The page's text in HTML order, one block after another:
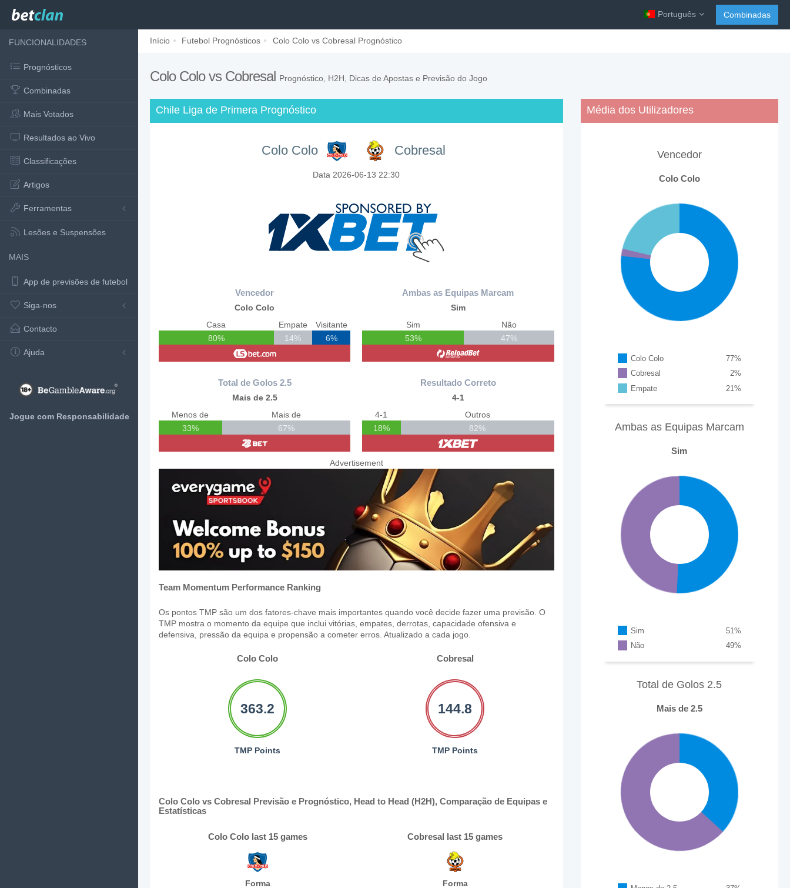
Português Combinadas
FUNCIONALIDADES
Prognósticos
Combinadas
Mais Votados
Resultados ao Vivo
Classificações
Artigos
Ferramentas
Lesões e Suspensões
MAIS
App de previsões de futebol
Siga-nos
Contacto
Ajuda
Jogue com Responsabilidade
Início Futebol Prognósticos Colo Colo vs Cobresal Prognóstico
Colo Colo vs Cobresal Prognóstico, H2H, Dicas de Apostas e Previsão do Jogo
Chile Liga de Primera Prognóstico
Colo Colo Cobresal
Data 2026-06-13 22:30
Vencedor
Colo Colo
Casa
80%
Empate
14%
Visitante
6%
Total de Golos 2.5
Mais de 2.5
Menos de
33%
Mais de
67%
Ambas as Equipas Marcam
Sim
Sim
53%
Não
47%
Resultado Correto
4-1
4-1
18%
Outros
82%
Advertisement
Team Momentum Performance Ranking
Os pontos TMP são um dos fatores-chave mais importantes quando você decide fazer uma previsão. O
TMP mostra o momento da equipe que inclui vitórias, empates, derrotas, capacidade ofensiva e
defensiva, pressão da equipa e propensão a cometer erros. Atualizado a cada jogo.
Colo Colo Cobresal
363.2
TMP Points
144.8
TMP Points
Colo Colo vs Cobresal Previsão e Prognóstico, Head to Head (H2H), Comparação de Equipas e
Estatísticas
Colo Colo last 15 games
Forma
Cobresal last 15 games
Forma
Média dos Utilizadores
Vencedor
Colo Colo
Colo Colo %
77
Cobresal
%
2
Empate
%
21
Ambas as Equipas Marcam
Sim
Sim %
51
Não
%
49
Total de Golos 2.5
Mais de 2.5